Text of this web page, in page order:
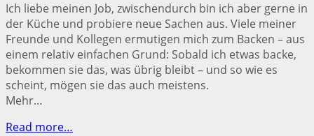
Ich liebe meinen Job, zwischendurch bin ich aber gerne in
der Küche und probiere neue Sachen aus. Viele meiner
Freunde und Kollegen ermutigen mich zum Backen – aus
einem relativ einfachen Grund: Sobald ich etwas backe,
bekommen sie das, was übrig bleibt – und so wie es
scheint, mögen sie das auch meistens.
Mehr…
Read more…